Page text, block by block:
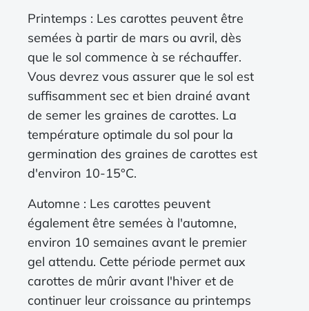
Printemps : Les carottes peuvent être
semées à partir de mars ou avril, dès
que le sol commence à se réchauffer.
Vous devrez vous assurer que le sol est
suffisamment sec et bien drainé avant
de semer les graines de carottes. La
température optimale du sol pour la
germination des graines de carottes est
d'environ 10-15°C.
Automne : Les carottes peuvent
également être semées à l'automne,
environ 10 semaines avant le premier
gel attendu. Cette période permet aux
carottes de mûrir avant l'hiver et de
continuer leur croissance au printemps